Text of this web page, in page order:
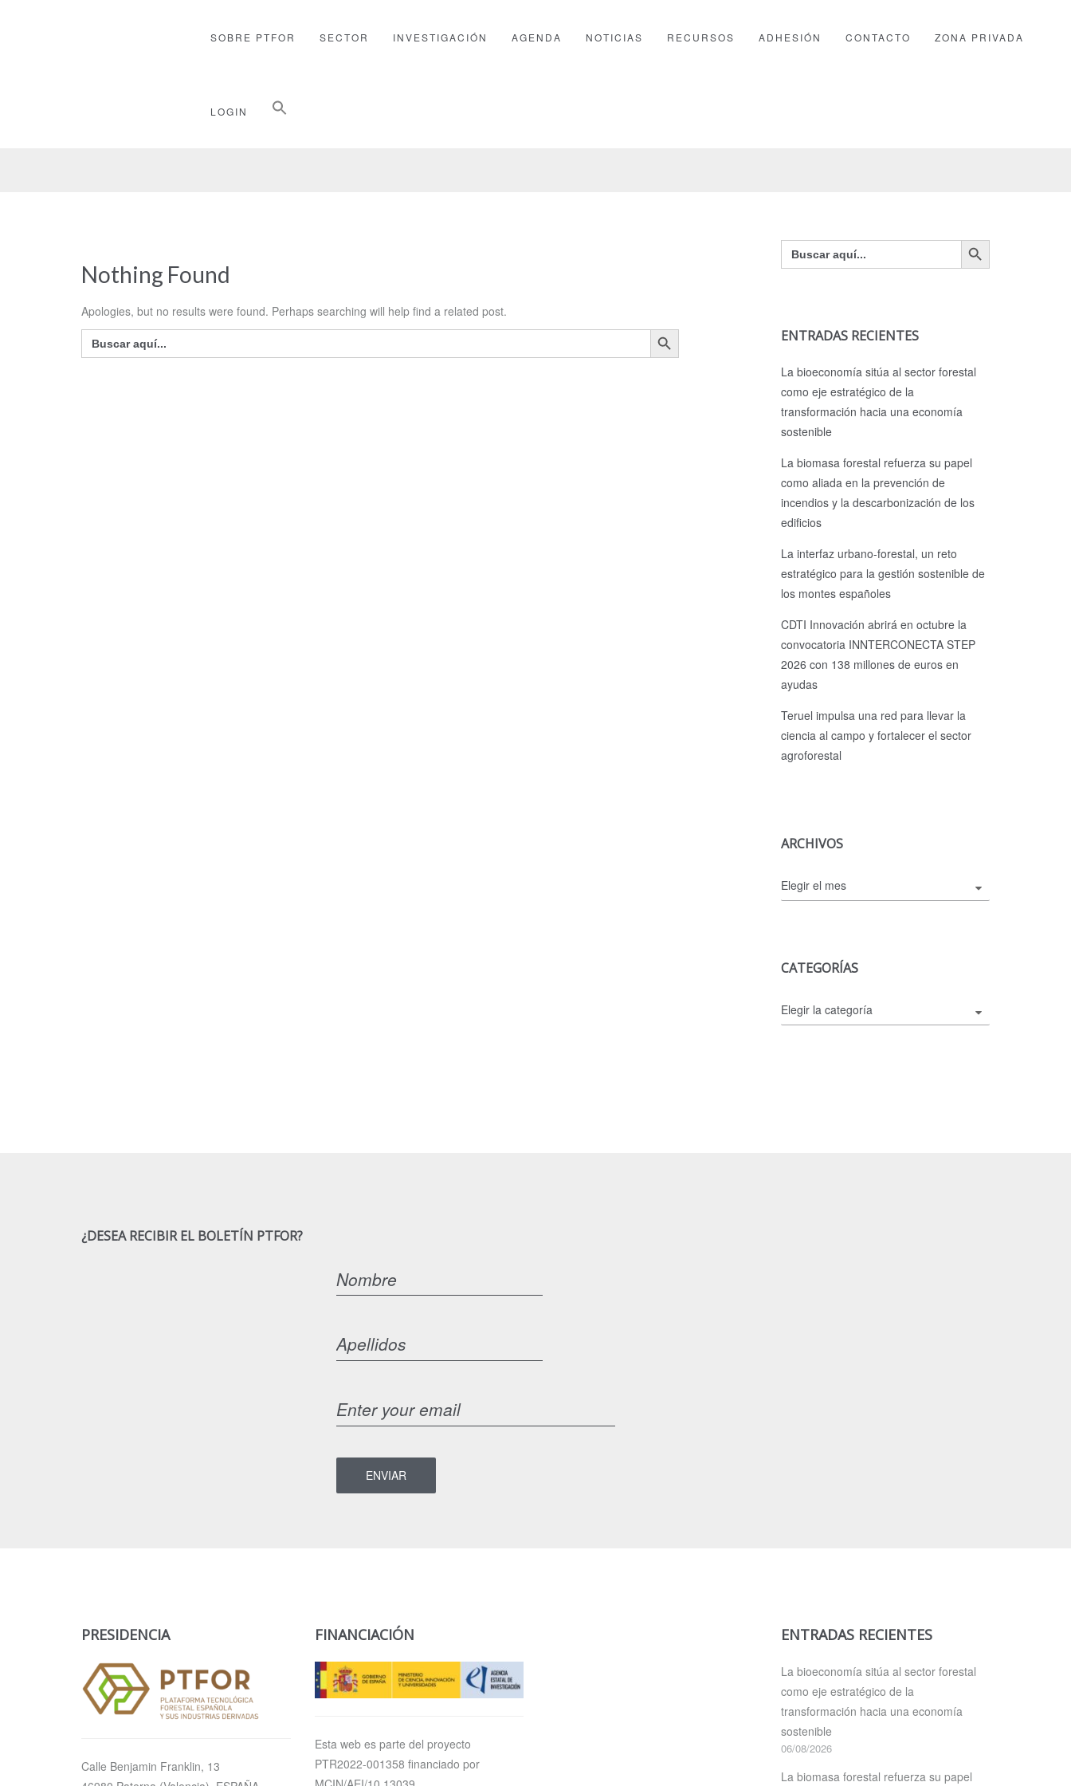
SOBRE PTFOR SECTOR INVESTIGACIÓN AGENDA NOTICIAS RECURSOS ADHESIÓN CONTACTO ZONA PRIVADA
LOGIN
Nothing Found
Apologies, but no results were found. Perhaps searching will help find a related post.
Buscar:
Botón de búsqueda
Buscar: Botón de búsqueda
ENTRADAS RECIENTES
La bioeconomía sitúa al sector forestal
como eje estratégico de la
transformación hacia una economía
sostenible
La biomasa forestal refuerza su papel
como aliada en la prevención de
incendios y la descarbonización de los
edificios
La interfaz urbano-forestal, un reto
estratégico para la gestión sostenible de
los montes españoles
CDTI Innovación abrirá en octubre la
convocatoria INNTERCONECTA STEP
2026 con 138 millones de euros en
ayudas
Teruel impulsa una red para llevar la
ciencia al campo y fortalecer el sector
agroforestal
ARCHIVOS
Archivos
CATEGORÍAS
Categorías
¿DESEA RECIBIR EL BOLETÍN PTFOR?
PRESIDENCIA
Calle Benjamin Franklin, 13
FINANCIACIÓN
Esta web es parte del proyecto
PTR2022-001358 financiado por
ENTRADAS RECIENTES
La bioeconomía sitúa al sector forestal
como eje estratégico de la
transformación hacia una economía
sostenible
06/08/2026
La biomasa forestal refuerza su papel